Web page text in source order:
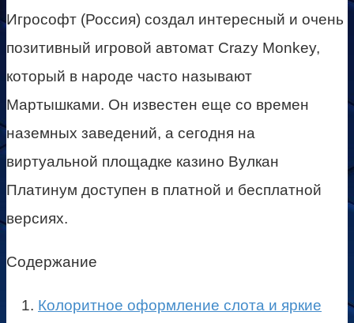
Игрософт (Россия) создал интересный и очень
позитивный игровой автомат Crazy Monkey,
который в народе часто называют
Мартышками. Он известен еще со времен
наземных заведений, а сегодня на
виртуальной площадке казино Вулкан
Платинум доступен в платной и бесплатной
версиях.
Содержание
Колоритное оформление слота и яркие